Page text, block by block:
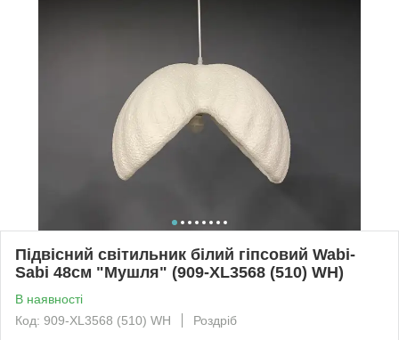
Підвісний світильник білий гіпсовий Wabi-
Sabi 48см "Мушля" (909-XL3568 (510) WH)
В наявності
Код: 909-XL3568 (510) WH
Роздріб